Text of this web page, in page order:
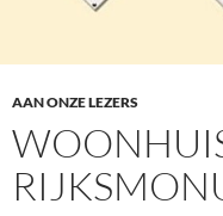
AAN ONZE LEZERS